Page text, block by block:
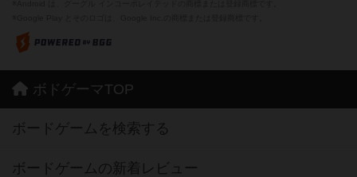
ボドゲーマTOP
ボードゲームを検索する
ボードゲームの新着レビュー